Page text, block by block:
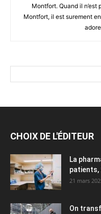
Montfort. Quand il n’est
Montfort, il est surement
CHOIX DE L'ÉDITEUR
La
patients,
21 mars
On